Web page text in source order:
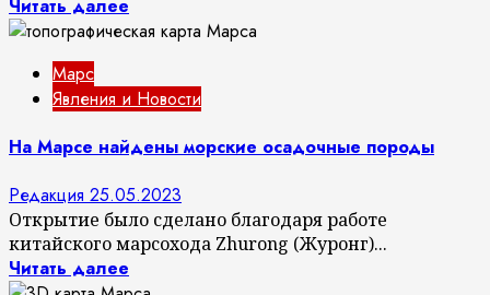
Читать далее
Марс
Явления и Новости
На Марсе найдены морские осадочные породы
Редакция 25.05.2023
Открытие было сделано благодаря работе
китайского марсохода Zhurong (Журонг)...
Читать далее